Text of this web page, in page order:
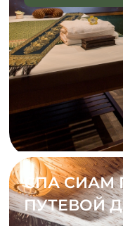
СПА СИАМ
ПУТЕВОЙ